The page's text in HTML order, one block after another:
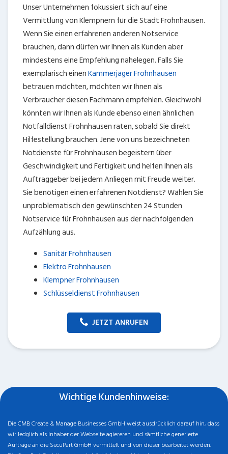
Unser Unternehmen fokussiert sich auf eine
Vermittlung von Klempnern für die Stadt Frohnhausen.
Wenn Sie einen erfahrenen anderen Notservice
brauchen, dann dürfen wir Ihnen als Kunden aber
mindestens eine Empfehlung nahelegen. Falls Sie
exemplarisch einenKammerjäger Frohnhausen
betrauen möchten, möchten wir Ihnen als
Verbraucher diesen Fachmann empfehlen. Gleichwohl
könnten wir Ihnen als Kunde ebenso einen ähnlichen
Notfalldienst Frohnhausen raten, sobald Sie direkt
Hilfestellung brauchen. Jene von uns bezeichneten
Notdienste für Frohnhausen begeistern über
Geschwindigkeit und Fertigkeit und helfen Ihnen als
Auftraggeber bei jedem Anliegen mit Freude weiter.
Sie benötigen einen erfahrenen Notdienst? Wählen Sie
unproblematisch den gewünschten 24 Stunden
Notservice für Frohnhausen aus der nachfolgenden
Aufzählung aus.
Sanitär Frohnhausen
Elektro Frohnhausen
Klempner Frohnhausen
Schlüsseldienst Frohnhausen
JETZT ANRUFEN
Wichtige Kundenhinweise:
Die CMB Create & Manage Businesses GmbH weist ausdrücklich darauf hin, dass
wir ledglich als Inhaber der Webseite agiereren und sämtliche generierte
Aufträge an die SecuPart GmbH vermittelt und von dieser bearbeitet werden.